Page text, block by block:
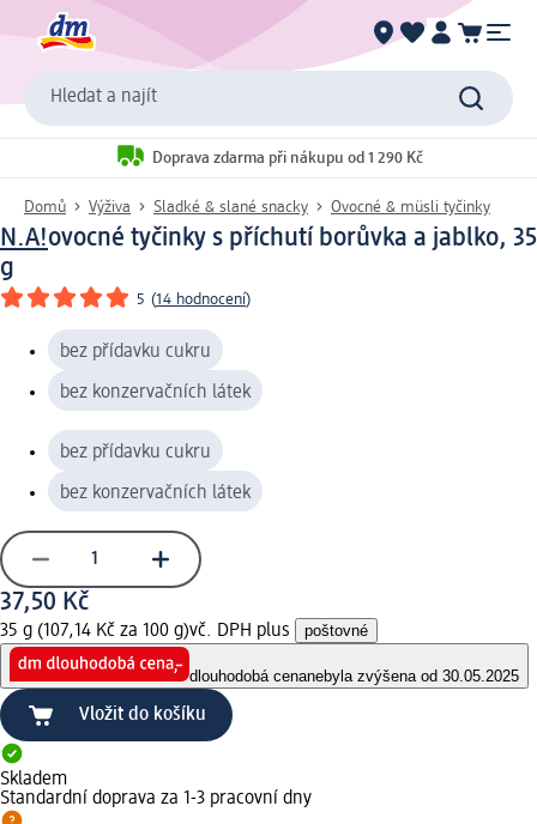
Hledat a najít
Doprava zdarma při nákupu od 1 290 Kč
Domů Výživa Sladké & slané snacky Ovocné & müsli tyčinky
N.A!ovocné tyčinky s příchutí borůvka a jablko, 35
g
5 (14 hodnocení)
bez přídavku cukru
bez konzervačních látek
bez přídavku cukru
bez konzervačních látek
37,50 Kč
35 g (107,14 Kč za 100 g)vč. DPH plus poštovné
dlouhodobá cenanebyla zvýšena od 30.05.2025
Vložit do košíku
Skladem
Standardní doprava za 1-3 pracovní dny